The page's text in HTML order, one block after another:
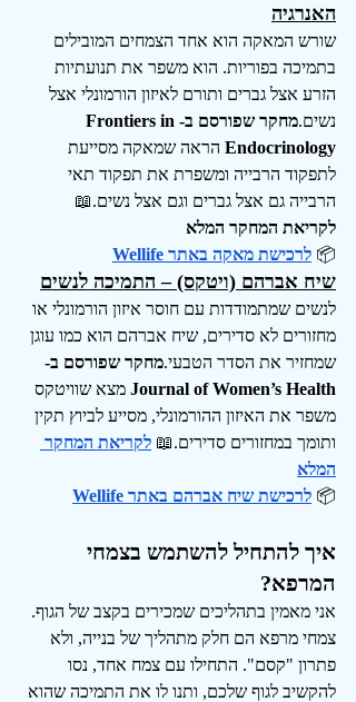
האנרגיה
שורש המאקה הוא אחד הצמחים המובילים
בתמיכה בפוריות. הוא משפר את תנועתיות
הזרע אצל גברים ותורם לאיזון הורמונלי אצל
נשים.
מחקר שפורסם ב-Frontiers in
Endocrinology הראה שמאקה מסייעת
לתפקוד הרבייה ומשפרת את תפקוד תאי
הרבייה גם אצל גברים וגם אצל נשים.📖
לקריאת המחקר המלא
📦 לרכישת מאקה באתר Wellife
שיח אברהם (ויטקס) – התמיכה לנשים
לנשים שמתמודדות עם חוסר איזון הורמונלי או
מחזורים לא סדירים, שיח אברהם הוא כמו עוגן
שמחזיר את הסדר הטבעי.מחקר שפורסם ב-
Journal of Women’s Health מצא שוויטקס
משפר את האיזון ההורמונלי, מסייע לביוץ תקין
ותומך במחזורים סדירים.📖 לקריאת המחקר
המלא
📦 לרכישת שיח אברהם באתר Wellife
איך להתחיל להשתמש בצמחי
המרפא?
אני מאמין בתהליכים שמכירים בקצב של הגוף.
צמחי מרפא הם חלק מתהליך של בנייה, ולא
פתרון "קסם". התחילו עם צמח אחד, נסו
להקשיב לגוף שלכם, ותנו לו את התמיכה שהוא